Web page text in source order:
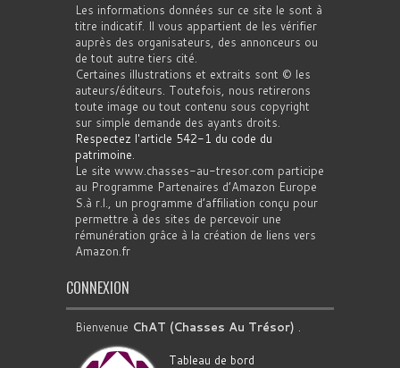
Les informations données sur ce site le sont à
titre indicatif. Il vous appartient de les vérifier
auprès des organisateurs, des annonceurs ou
de tout autre tiers cité.
Certaines illustrations et extraits sont © les
auteurs/éditeurs. Toutefois, nous retirerons
toute image ou tout contenu sous copyright
sur simple demande des ayants droits.
Respectez l'article 542-1 du code du
patrimoine.
Le site www.chasses-au-tresor.com participe
au Programme Partenaires d’Amazon Europe
S.à r.l., un programme d’affiliation conçu pour
permettre à des sites de percevoir une
rémunération grâce à la création de liens vers
Amazon.fr
CONNEXION
Bienvenue ChAT (Chasses Au Trésor) .
Tableau de bord